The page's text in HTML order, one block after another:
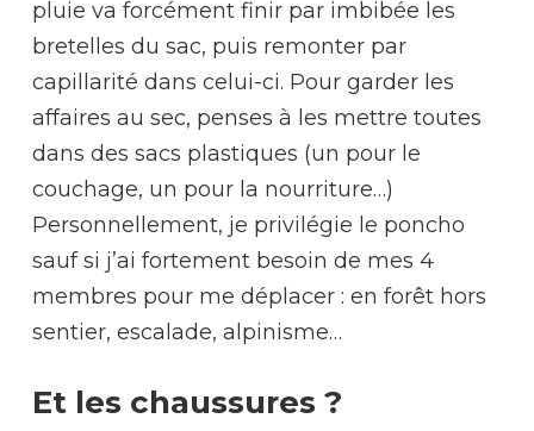
pluie va forcément finir par imbibée les
bretelles du sac, puis remonter par
capillarité dans celui-ci. Pour garder les
affaires au sec, penses à les mettre toutes
dans des sacs plastiques (un pour le
couchage, un pour la nourriture…)
Personnellement, je privilégie le poncho
sauf si j’ai fortement besoin de mes 4
membres pour me déplacer : en forêt hors
sentier, escalade, alpinisme…
Et les chaussures ?